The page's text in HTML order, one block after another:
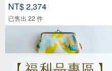
NT$ 2,374
已售出 22 件